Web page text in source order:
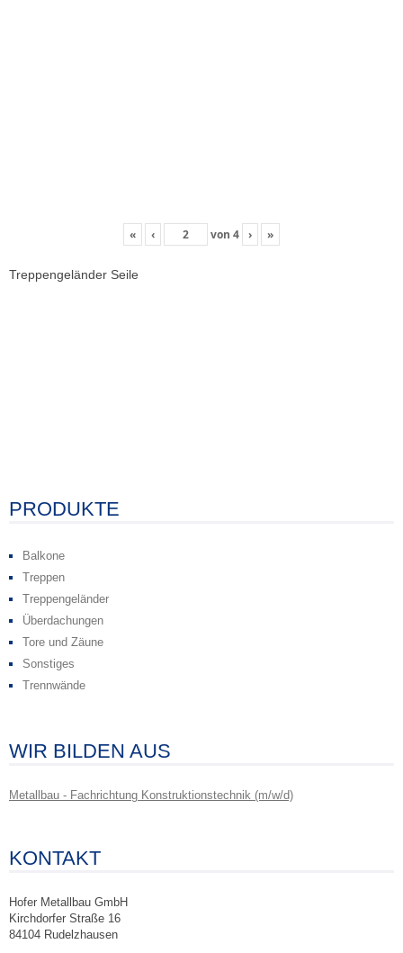
« ‹ von 4 › »
Treppengeländer Seile
PRODUKTE
Balkone
Treppen
Treppengeländer
Überdachungen
Tore und Zäune
Sonstiges
Trennwände
WIR BILDEN AUS
Metallbau - Fachrichtung Konstruktionstechnik (m/w/d)
KONTAKT
Hofer Metallbau GmbH
Kirchdorfer Straße 16
84104 Rudelzhausen